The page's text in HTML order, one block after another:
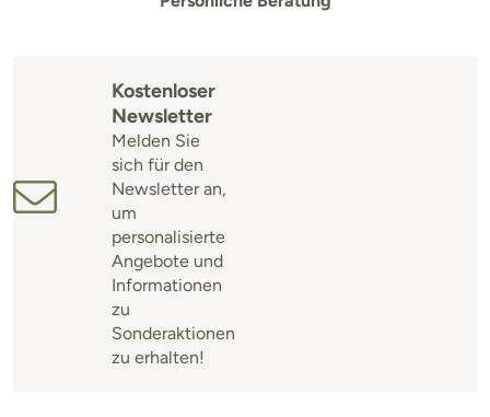
Kostenloser
Newsletter
Melden Sie
sich für den
Newsletter an,
um
personalisierte
Angebote und
Informationen
zu
Sonderaktionen
zu erhalten!